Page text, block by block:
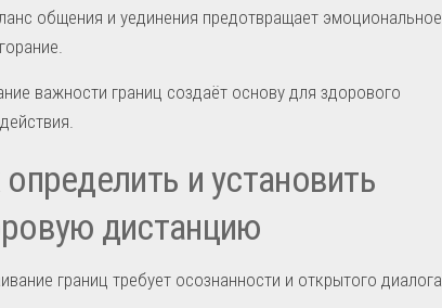
общения и уединения предотвращает эмоциональное
важности границ создаёт основу для здорового
и установить
дистанцию
границ требует осознанности и открытого диалога.